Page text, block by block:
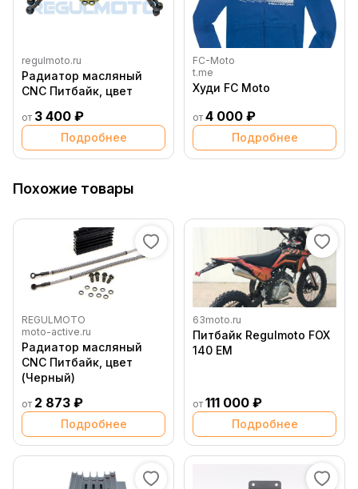
regulmoto.ru
Радиатор масляный
CNC Питбайк, цвет
от 3 400 ₽
Подробнее
FC-Moto
t.me
Худи FC Moto
от 4 000 ₽
Подробнее
Похожие товары
REGULMOTO
moto-active.ru
Радиатор масляный
CNC Питбайк, цвет
(Черный)
от 2 873 ₽
Подробнее
63moto.ru
Питбайк Regulmoto FOX
140 EM
от 111 000 ₽
Подробнее